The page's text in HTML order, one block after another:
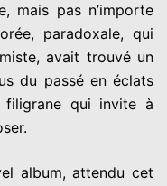
mais pas n’importe
paradoxale, qui
avait trouvé un
du passé en éclats
qui invite à
album, attendu cet